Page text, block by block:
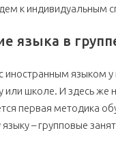
к индивидуальным
языка в
иностранным языком у
или школе. И здесь же
первая методика
– групповые